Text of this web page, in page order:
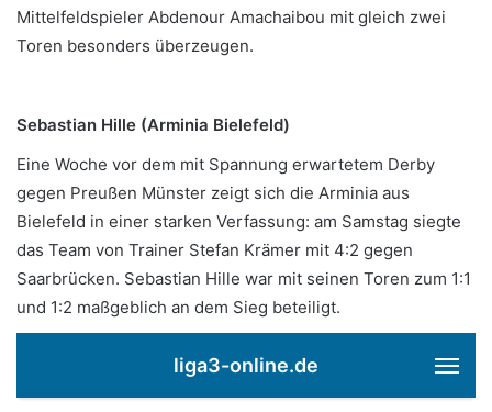
Mittelfeldspieler Abdenour Amachaibou mit gleich zwei
Toren besonders überzeugen.
Sebastian Hille (Arminia Bielefeld)
Eine Woche vor dem mit Spannung erwartetem Derby
gegen Preußen Münster zeigt sich die Arminia aus
Bielefeld in einer starken Verfassung: am Samstag siegte
das Team von Trainer Stefan Krämer mit 4:2 gegen
Saarbrücken. Sebastian Hille war mit seinen Toren zum 1:1
und 1:2 maßgeblich an dem Sieg beteiligt.